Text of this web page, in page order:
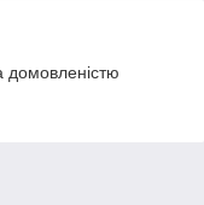
домовленістю